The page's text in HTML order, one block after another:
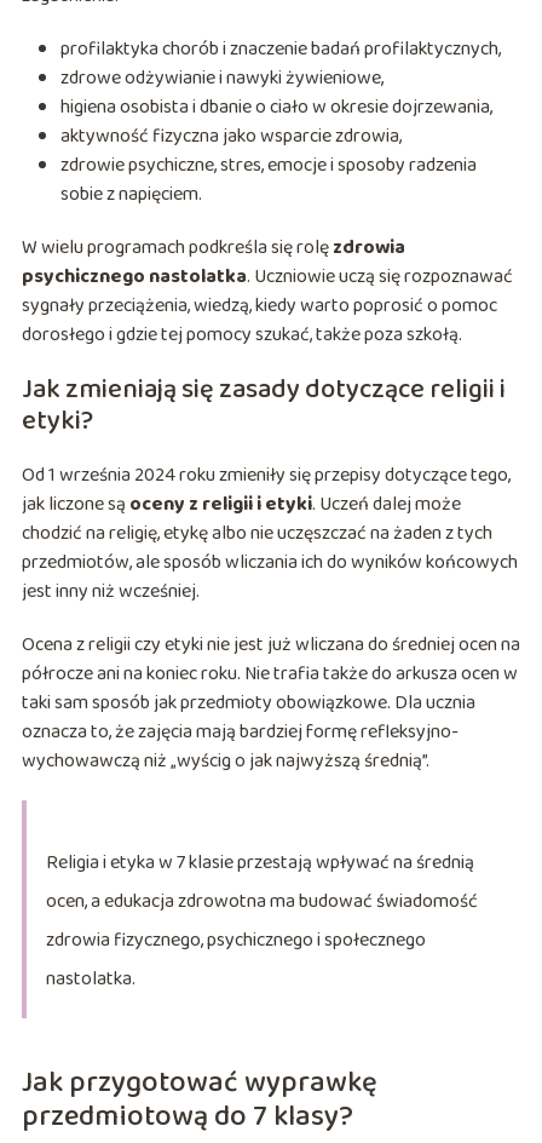
profilaktyka chorób i znaczenie badań profilaktycznych,
zdrowe odżywianie i nawyki żywieniowe,
higiena osobista i dbanie o ciało w okresie dojrzewania,
aktywność fizyczna jako wsparcie zdrowia,
zdrowie psychiczne, stres, emocje i sposoby radzenia
sobie z napięciem.
W wielu programach podkreśla się rolęzdrowia
psychicznego nastolatka. Uczniowie uczą się rozpoznawać
sygnały przeciążenia, wiedzą, kiedy warto poprosić o pomoc
dorosłego i gdzie tej pomocy szukać, także poza szkołą.
Jak zmieniają się zasady dotyczące religii i
etyki?
Od 1 września 2024 roku zmieniły się przepisy dotyczące tego,
jak liczone są oceny z religii i etyki. Uczeń dalej może
chodzić na religię, etykę albo nie uczęszczać na żaden z tych
przedmiotów, ale sposób wliczania ich do wyników końcowych
jest inny niż wcześniej.
Ocena z religii czy etyki nie jest już wliczana do średniej ocen na
półrocze ani na koniec roku. Nie trafia także do arkusza ocen w
taki sam sposób jak przedmioty obowiązkowe. Dla ucznia
oznacza to, że zajęcia mają bardziej formę refleksyjno-
wychowawczą niż „wyścig o jak najwyższą średnią”.
Religia i etyka w 7 klasie przestają wpływać na średnią
ocen, a edukacja zdrowotna ma budować świadomość
zdrowia fizycznego, psychicznego i społecznego
nastolatka.
Jak przygotować wyprawkę
przedmiotową do 7 klasy?